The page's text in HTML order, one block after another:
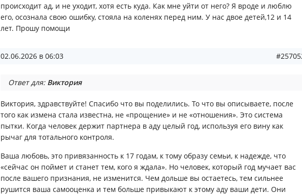
происходит ад, и не уходит, хотя есть куда. Как мне уйти от него? Я вроде и люблю
его, осознала свою ошибку, стояла на коленях перед ним. У нас двое детей,12 и 14
лет. Прошу помощи
02.06.2026 в 06:03
Ответ для: Виктория
Виктория, здравствуйте! Спасибо что вы поделились. То что вы описываете, после
того как измена стала известна, не «прощение» и не «отношения». Это система
пытки. Когда человек держит партнера в аду целый год, используя его вину как
рычаг для тотального контроля.
Ваша любовь, это привязанность к 17 годам, к тому образу семьи, к надежде, что
«сейчас он поймет и станет тем, кого я ждала». Но человек, который год мучает вас
после вашего признания, не изменится. Чем дольше вы остаетесь, тем сильнее
рушится ваша самооценка и тем больше привыкают к этому аду ваши дети. Они